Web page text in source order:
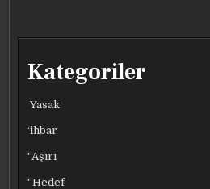
Kategoriler
Yasak
‘ihbar
“Aşırı
“Hedef